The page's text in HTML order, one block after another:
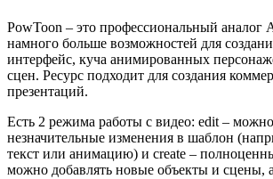
PowToon – это профессиональный аналог
намного больше возможностей для
интерфейс, куча анимированных
сцен. Ресурс подходит для создания
презентаций.
Есть 2 режима работы с видео: edit –
незначительные изменения в шаблон
текст или анимацию) и create –
можно добавлять новые объекты и сцены,